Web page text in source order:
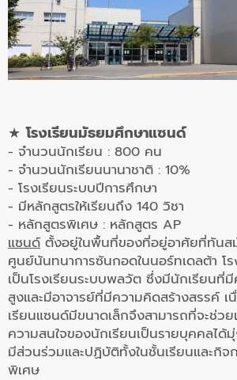
★โรงเรียนมัธยมศึกษาแซนด์
- จำนวนนักเรียน : 800 คน
- จำนวนนักเรียนนานาชาติ : 10%
- โรงเรียนระบบปีการศึกษา
- มีหลักสูตรให้เรียนถึง 140 วิชา
- หลักสูตรพิเศษ : หลักสูตร AP
แซนด์ ตั้งอยู่ในพื้นที่ของที่อยู่อาศัยที่ทันส
ศูนย์นันทนาการซันกอดในนอร์ทเดลต้า โ
เป็นโรงเรียนระบบพลวัต ซึ่งมีนักเรียนที่
สูงและมีอาจารย์ที่มีความคิดสร้างสรรค์ เ
เรียนแซนด์มีขนาดเล็กจึงสามารถที่จะช่ว
ความสนใจของนักเรียนเป็นรายบุคคลได้
มีส่วนร่วมและปฏิบัติทั้งในชั้นเรียนและกิจ
พิเศษ